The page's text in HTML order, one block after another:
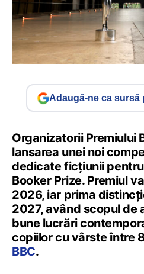
Adaugă-ne ca sursă
Organizatorii Premiului
lansarea unei noi
dedicate ficțiunii pentru
Booker Prize. Premiul
2026, iar prima
2027, având scopul de
bune lucrări
copiilor cu vârste între
BBC.